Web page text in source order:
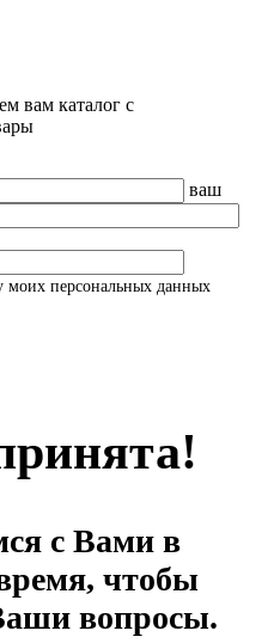
вам каталог с
ваш
моих персональных данных
с Вами в
чтобы
вопросы.